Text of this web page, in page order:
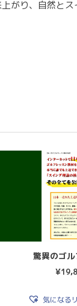
がり、自然と
驚異のゴ
¥
気になる